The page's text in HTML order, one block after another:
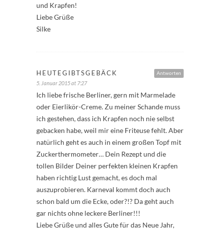
und Krapfen!
Liebe Grüße
Silke
Antworten
HEUTEGIBTSGEBÄCK
5. Januar 2015 at 7:27
Ich liebe frische Berliner, gern mit Marmelade
oder Eierlikör-Creme. Zu meiner Schande muss
ich gestehen, dass ich Krapfen noch nie selbst
gebacken habe, weil mir eine Friteuse fehlt. Aber
natürlich geht es auch in einem großen Topf mit
Zuckerthermometer… Dein Rezept und die
tollen Bilder Deiner perfekten kleinen Krapfen
haben richtig Lust gemacht, es doch mal
auszuprobieren. Karneval kommt doch auch
schon bald um die Ecke, oder?!? Da geht auch
gar nichts ohne leckere Berliner!!!
Liebe Grüße und alles Gute für das Neue Jahr,